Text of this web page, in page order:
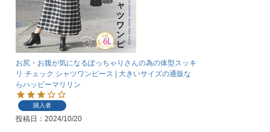
お尻・お腹が気になるぽっちゃりさんの為の体型スッキ
リ チェック シャツワンピース | 大きいサイズの通販な
らハッピーマリリン
購入者
投稿日 2024/10/20